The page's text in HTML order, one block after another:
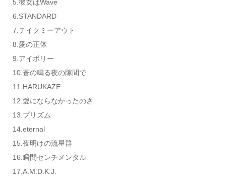
5.彼女はWave
6.STANDARD
7.テイクミーアウト
8.愛の正体
9.アイボリー
10.蒼の鳴る夜の隙間で
11.HARUKAZE
12.愛にならなかったのさ
13.プリズム
14.eternal
15.夜明けの流星群
16.瞬間センチメンタル
17.A.M.D.K.J.